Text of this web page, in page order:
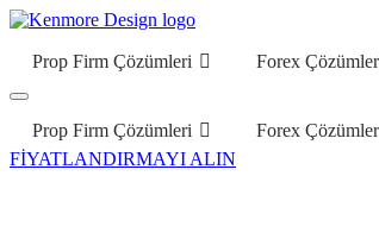
Prop Firm Çözümleri Forex
Prop Firm Çözümleri Forex
FİYATLANDIRMAYI ALIN